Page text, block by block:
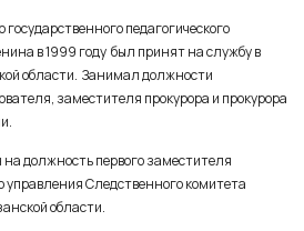
педагогического
в 1999 году был принят на службу в
области. Занимал должности
заместителя прокурора и прокурора
должность первого заместителя
управления Следственного комитета
области.